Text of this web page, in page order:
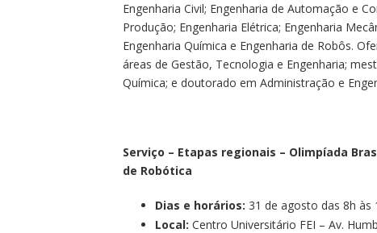
Engenharia Civil; Engenharia de Automação e
Produção; Engenharia Elétrica; Engenharia
Engenharia Química e Engenharia de Robôs.
áreas de Gestão, Tecnologia e Engenharia;
Química; e doutorado em Administração e
Serviço – Etapas regionais – Olimpíada
de Robótica
Dias e horários: 31 de agosto das 8h às
Local: Centro Universitário FEI – Av.